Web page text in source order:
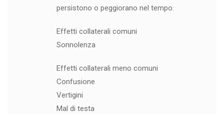
persistono o peggiorano nel tempo.
Effetti collaterali comuni
Sonnolenza
Effetti collaterali meno comuni
Confusione
Vertigini
Mal di testa